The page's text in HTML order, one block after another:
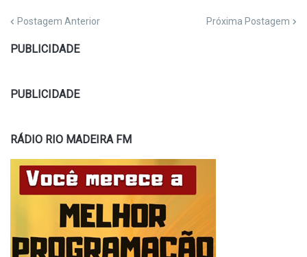
Postagem Anterior Próxima Postagem
PUBLICIDADE
PUBLICIDADE
RÁDIO RIO MADEIRA FM